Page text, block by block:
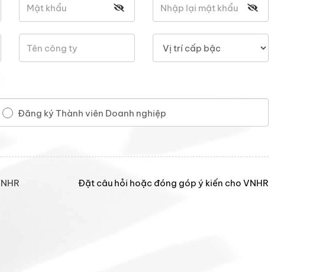
Đăng ký Thành viên Doanh nghiệp
Đặt câu hỏi hoặc đóng góp ý kiến cho VNHR